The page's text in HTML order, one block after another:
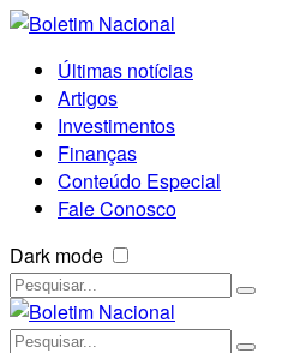
Últimas notícias
Artigos
Investimentos
Finanças
Conteúdo Especial
Fale Conosco
Dark mode